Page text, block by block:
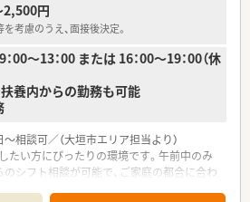
2,500円
考慮のうえ、面接後決定。
～13：00 または 16：00～19：00（休
養内からの勤務も可能
相談可／（大垣市エリア担当より）
たい方にぴったりの環境です。午前中のみ
シフト相談が可能で、ご家庭の都合に合わ